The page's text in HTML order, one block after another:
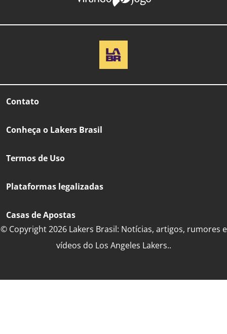
Contato
Conheça o Lakers Brasil
Termos de Uso
Plataformas legalizadas
Casas de Apostas
© Copyright 2026 Lakers Brasil: Notícias, artigos, rumores e
vídeos do Los Angeles Lakers..